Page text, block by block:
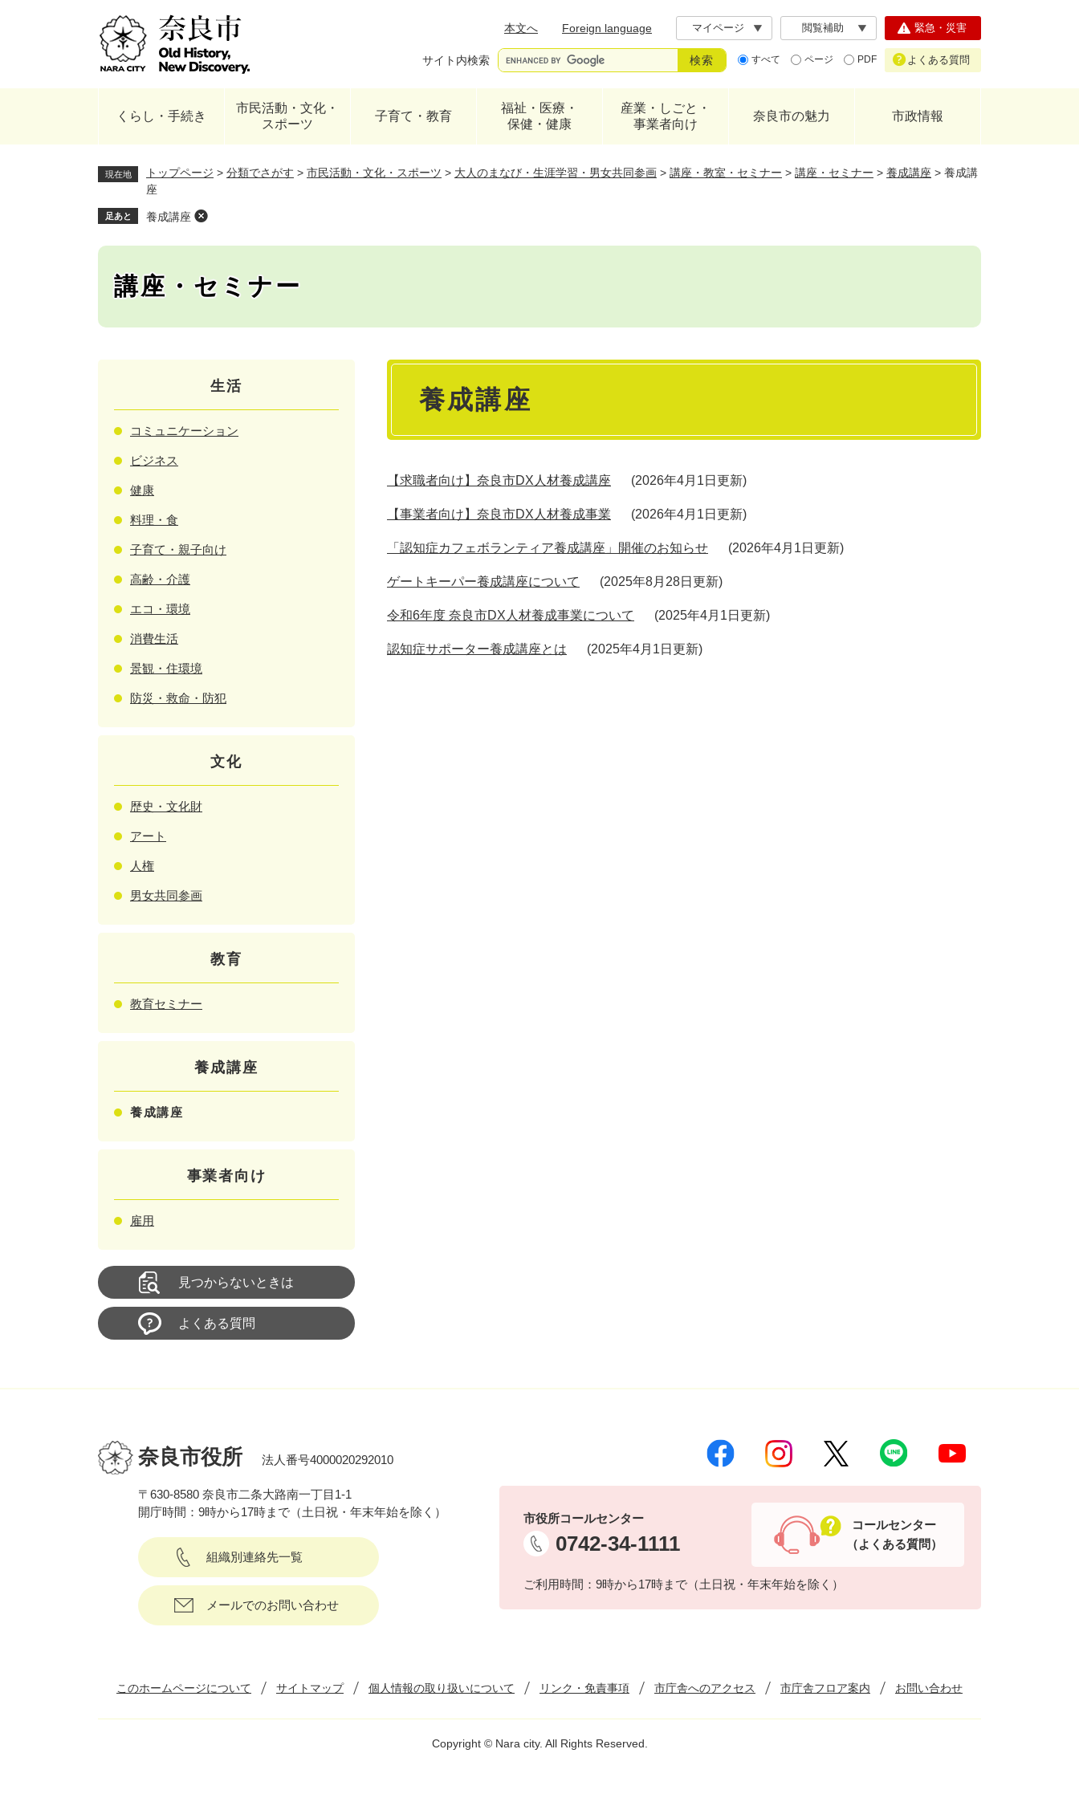
本文へ
Foreign language マイページ 閲覧補助
サイト内検索 すべて ページ PDF
緊急・災害
よくある質問
くらし・手続き
市民活動・文化・
スポーツ
子育て・教育
福祉・医療・
保健・健康
産業・しごと・
事業者向け
奈良市の魅力 市政情報
現在地 トップページ > 分類でさがす > 市民活動・文化・スポーツ > 大人のまなび・生涯学習・男女共同参画 > 講座・教室・セミナー > 講座・セミナー > 養成講座 > 養成講
座
足あと 養成講座
講座・セミナー
本
養成講座
【求職者向け】奈良市DX人材養成講座 2026年4月1日更新
【事業者向け】奈良市DX人材養成事業 2026年4月1日更新
「認知症カフェボランティア養成講座」開催のお知らせ 2026年4月1日更新
ゲートキーパー養成講座について 2025年8月28日更新
令和6年度 奈良市DX人材養成事業について 2025年4月1日更新
認知症サポーター養成講座とは 2025年4月1日更新
生活
コミュニケーション
ビジネス
健康
料理・食
子育て・親子向け
高齢・介護
エコ・環境
消費生活
景観・住環境
防災・救命・防犯
文化
歴史・文化財
アート
人権
男女共同参画
教育
教育セミナー
養成講座
養成講座
事業者向け
雇用
見つからないときは
よくある質問
奈良市役所 法人番号4000020292010
〒630-8580 奈良市二条大路南一丁目1-1
開庁時間：9時から17時まで（土日祝・年末年始を除く）
組織別連絡先一覧
メールでのお問い合わせ
市役所コールセンター
0742-34-1111
ご利用時間：9時から17時まで（土日祝・年末年始を除く）
コールセンター
（よくある質問）
このホームページについて サイトマップ 個人情報の取り扱いについて リンク・免責事項 市庁舎へのアクセス 市庁舎フロア案内 お問い合わせ
Copyright © Nara city. All Rights Reserved.